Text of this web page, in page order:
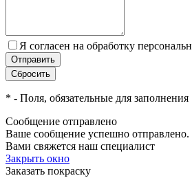
Я согласен на обработку
* - Поля, обязательные для заполнения
Сообщение отправлено
Ваше сообщение успешно
Вами свяжется наш специалист
Закрыть окно
Заказать покраску